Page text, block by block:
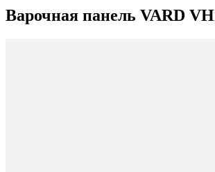
Варочная панель VARD